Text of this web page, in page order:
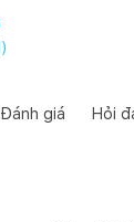
)
Đánh giá Hỏi